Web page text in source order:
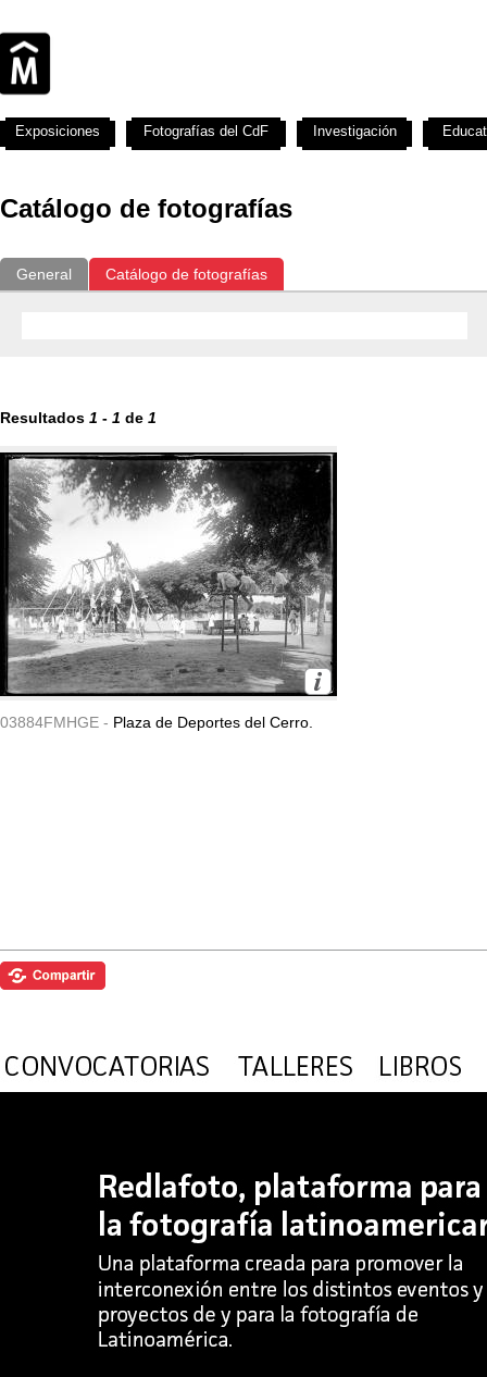
Catálogo de fotografías
General Catálogo de fotografías
Resultados 1 - 1 de 1
03884FMHGE - Plaza de Deportes del Cerro.
Exposiciones Fotografías del CdF Investigación